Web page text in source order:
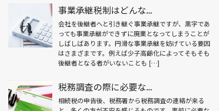
事業承継税制はどんな...
会社を後継者へと引き継ぐ事業承継ですが、黒字であ
っても事業承継ができずに廃業となってしまうことが
しばしばあります。円滑な事業承継を妨げている要因
はさまざまです。例えば少子高齢化によってそもそも
後継者となる者がいないことも […]
税務調査の際に必要な...
相続税の申告後、税務署から税務調査の連絡が来る